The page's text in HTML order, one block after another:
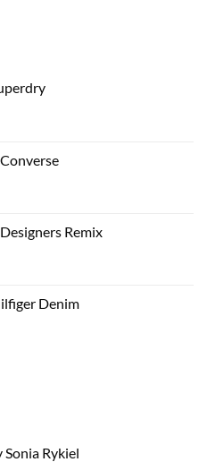
Remix
Denim
Sonia Rykiel